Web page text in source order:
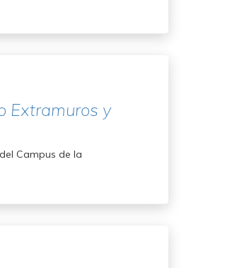
Extramuros y
Campus de la